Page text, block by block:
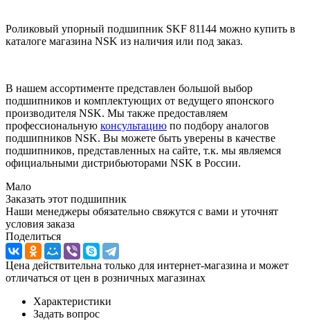
Роликовый упорный подшипник SKF 81144 можно купить в
каталоге магазина NSK из наличия или под заказ.
В нашем ассортименте представлен большой выбор
подшипников и комплектующих от ведущего японского
производителя NSK. Мы также предоставляем
профессиональную консультацию по подбору аналогов
подшипников NSK. Вы можете быть уверены в качестве
подшипников, представленных на сайте, т.к. мы являемся
официальными дистрибьюторами NSK в России.
Мало
Заказать этот подшипник
Наши менеджеры обязательно свяжутся с вами и уточнят
условия заказа
Поделиться
Цена действительна только для интернет-магазина и может
отличаться от цен в розничных магазинах
Характеристики
Задать вопрос